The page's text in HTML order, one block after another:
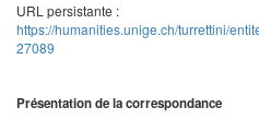
URL persistante :
https://humanities.unige.ch/turrettini/
27089
Présentation de la correspondance